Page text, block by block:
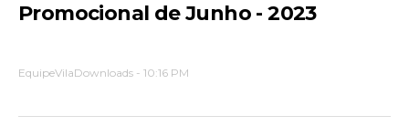
Promocional de Junho - 2023
EquipeVilaDownloads - 10:16 PM